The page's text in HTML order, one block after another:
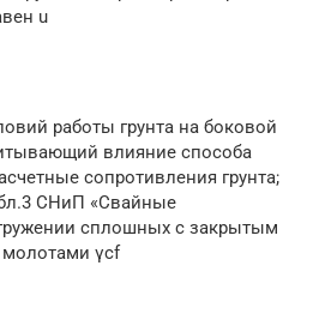
u
работы грунта на боковой
влияние способа
сопротивления грунта;
СНиП «Свайные
сплошных с закрытым
γсf